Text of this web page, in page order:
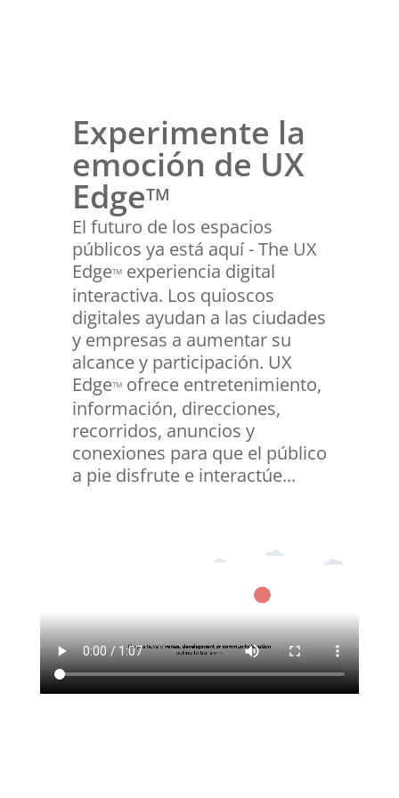
Experimente la
emoción de UX
EdgeTM
El futuro de los espacios
públicos ya está aquí - The UX
EdgeTMexperiencia digital
interactiva. Los quioscos
digitales ayudan a las ciudades
y empresas a aumentar su
alcance y participación. UX
EdgeTMofrece entretenimiento,
información, direcciones,
recorridos, anuncios y
conexiones para que el público
a pie disfrute e interactúe...